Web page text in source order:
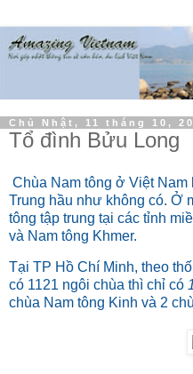
Chủ Nhật, 11 tháng 10,
Tổ đình Bửu Long
Chùa Nam tông ở Việt Nam
Trung hầu như không có. Ở
tông tập trung tại các tỉnh
và Nam tông Khmer.
Tại TP Hồ Chí Minh, theo
có 1121 ngôi chùa thì chỉ có
chùa Nam tông Kinh và 2